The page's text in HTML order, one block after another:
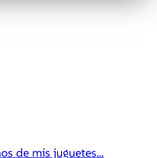
de mis juguetes...